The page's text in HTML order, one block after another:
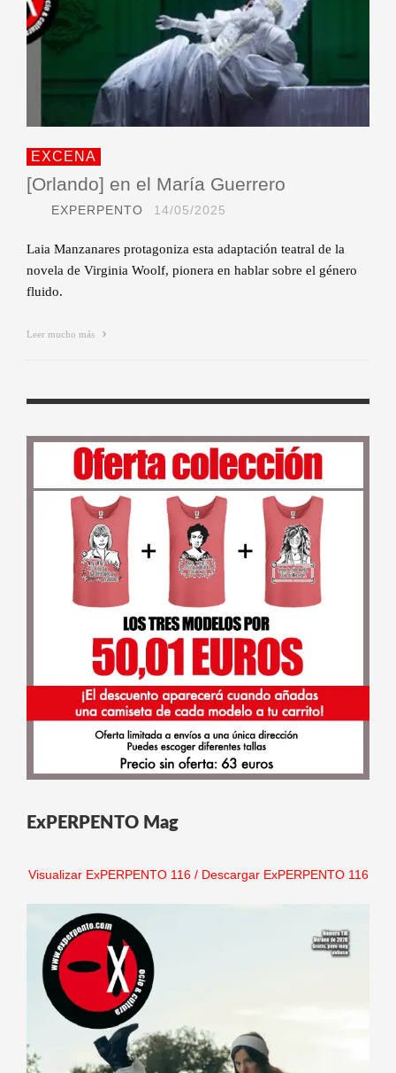
EXCENA
[Orlando] en el María Guerrero
EXPERPENTO 14/05/2025
Laia Manzanares protagoniza esta adaptación teatral de la
novela de Virginia Woolf, pionera en hablar sobre el género
fluido.
Leer mucho más
ExPERPENTO Mag
Visualizar ExPERPENTO 116/ Descargar ExPERPENTO 116